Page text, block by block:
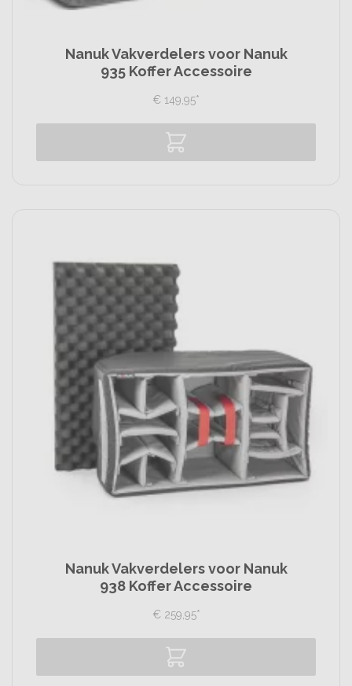
Nanuk Vakverdelers voor Nanuk
935 Koffer Accessoire
€ 149, 95*
Nanuk Vakverdelers voor Nanuk
938 Koffer Accessoire
€ 259, 95*